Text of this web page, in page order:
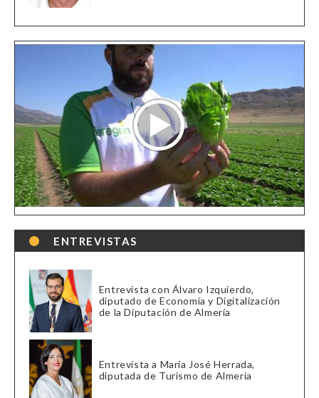
ENTREVISTAS
Entrevista con Álvaro Izquierdo,
diputado de Economía y Digitalización
de la Diputación de Almería
Entrevista a María José Herrada,
diputada de Turismo de Almería